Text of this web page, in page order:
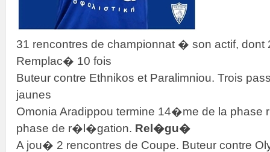
31 rencontres de championnat � son actif, dont
Remplac� 10 fois
Buteur contre Ethnikos et Paralimniou. Trois
jaunes
Omonia Aradippou termine 14�me de la
phase de r�l�gation. Rel�gu�
A jou� 2 rencontres de Coupe. Buteur contre